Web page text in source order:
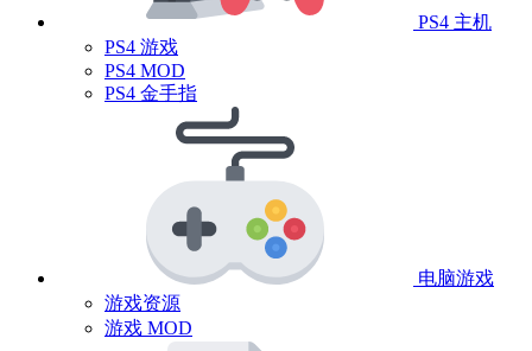
PS4 主机
PS4 游戏
PS4 MOD
PS4 金手指
电脑游戏
游戏资源
游戏 MOD